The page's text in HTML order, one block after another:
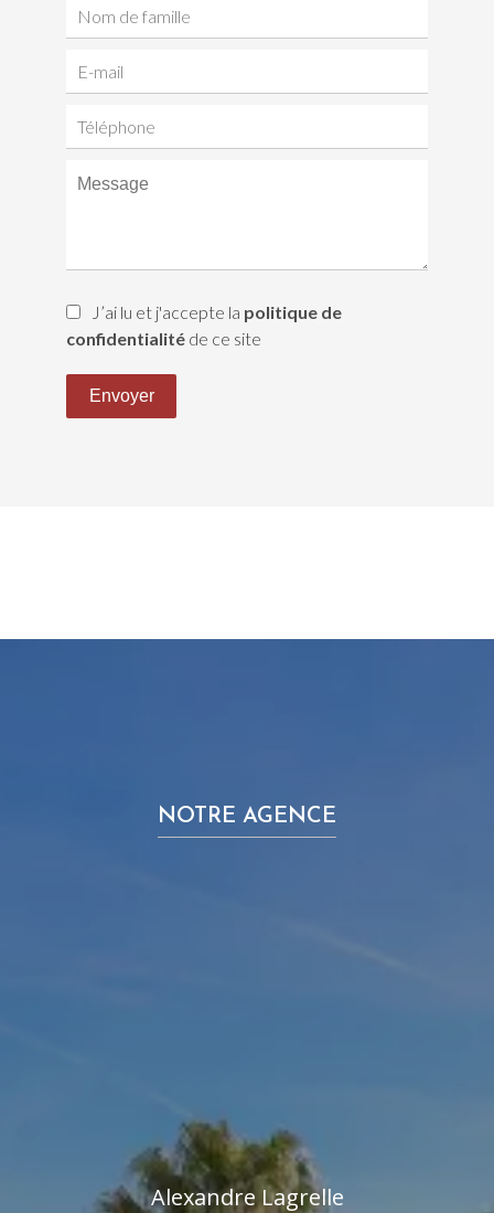
J’ai lu et j'accepte la politique de
confidentialité de ce site
Envoyer
NOTRE AGENCE
Alexandre Lagrelle